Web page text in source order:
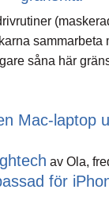
sammarbeta
såna här
Mac-laptop
av Ola,
för